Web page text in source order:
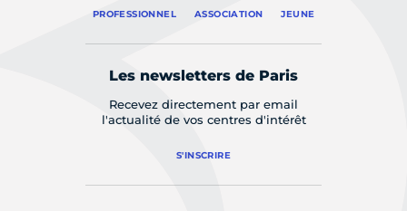
PROFESSIONNEL ASSOCIATION JEUNE
Les newsletters de Paris
Recevez directement par email
l'actualité de vos centres d'intérêt
S'INSCRIRE